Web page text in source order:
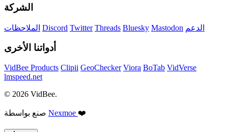
الشركة
الملاحظات Discord Twitter Threads Bluesky Mastodon الدعم
أدواتنا الأخرى
VidBee Products Clipii GeoChecker Viora BoTab VidVerse
lmspeed.net
© 2026 VidBee.
Nexmoe ❤️